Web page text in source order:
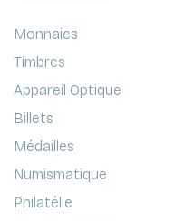
Monnaies
Timbres
Appareil Optique
Billets
Médailles
Numismatique
Philatélie